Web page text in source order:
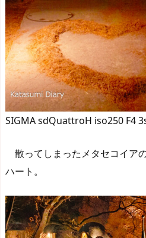
SIGMA sdQuattroH iso250 F4
散ってしまったメタセコイア
ハート。